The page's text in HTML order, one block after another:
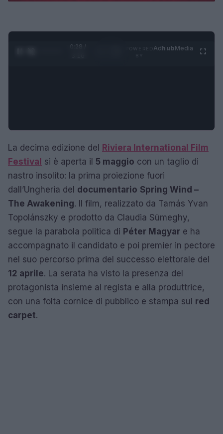
0:29 /
AdhubMedia
La decima edizione del Riviera International Film
Festival si è aperta il 5 maggio con un taglio di
nastro insolito: la prima proiezione fuori
dall’Ungheria del documentario Spring Wind –
The Awakening. Il film, realizzato da Tamás Yvan
Topolánszky e prodotto da Claudia Sümeghy,
segue la parabola politica di Péter Magyar e ha
accompagnato il candidato e poi premier in pectore
nel suo percorso prima del successo elettorale del
12 aprile. La serata ha visto la presenza del
protagonista insieme al regista e alla produttrice,
con una folta cornice di pubblico e stampa sul red
carpet.